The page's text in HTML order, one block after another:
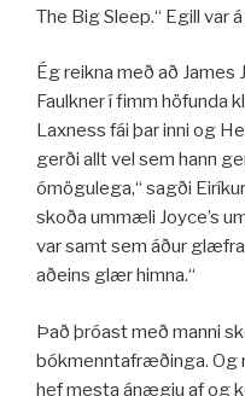
The Big Sleep.“ Egill var
Ég reikna með að James
Faulkner í fimm höfunda
Laxness fái þar inni og
gerði allt vel sem hann
ómögulega,“ sagði
skoða ummæli Joyce’s
var samt sem áður
aðeins glær himna.“
Það þróast með manni
bókmenntafræðinga.
hef mesta ánægju af og